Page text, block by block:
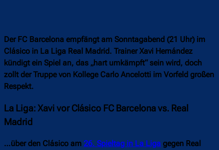
Der FC Barcelona empfängt am Sonntagabend (21 Uhr) im
Clásico in La Liga Real Madrid. Trainer Xavi Hernández
kündigt ein Spiel an, das „hart umkämpft“ sein wird, doch
zollt der Truppe von Kollege Carlo Ancelotti im Vorfeld großen
Respekt.
La Liga: Xavi vor Clásico FC Barcelona vs. Real
Madrid
…über den Clásico am 26. Spieltag in La Liga gegen Real